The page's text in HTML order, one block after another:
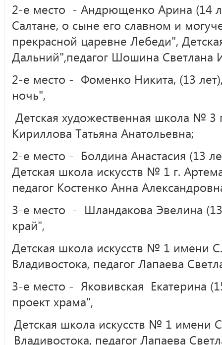
2-е место - Андрющенко Арина (14
Салтане, о сыне его славном и
прекрасной царевне Лебеди",
Дальний",педагог Шошина Светлана
2-е место - Фоменко Никита, (13
ночь",
Детская художественная школа № 3
Кириллова Татьяна Анатольевна;
2-е место - Болдина Анастасия (13
Детская школа искусств № 1 г.
педагог Костенко Анна
3-е место - Шландакова Эвелина
край",
Детская школа искусств № 1 имени
Владивостока, педагог Лапаева
3-е место - Яковивская Екатерина
проект храма",
Детская школа искусств № 1 имени
Владивостока, педагог Лапаева